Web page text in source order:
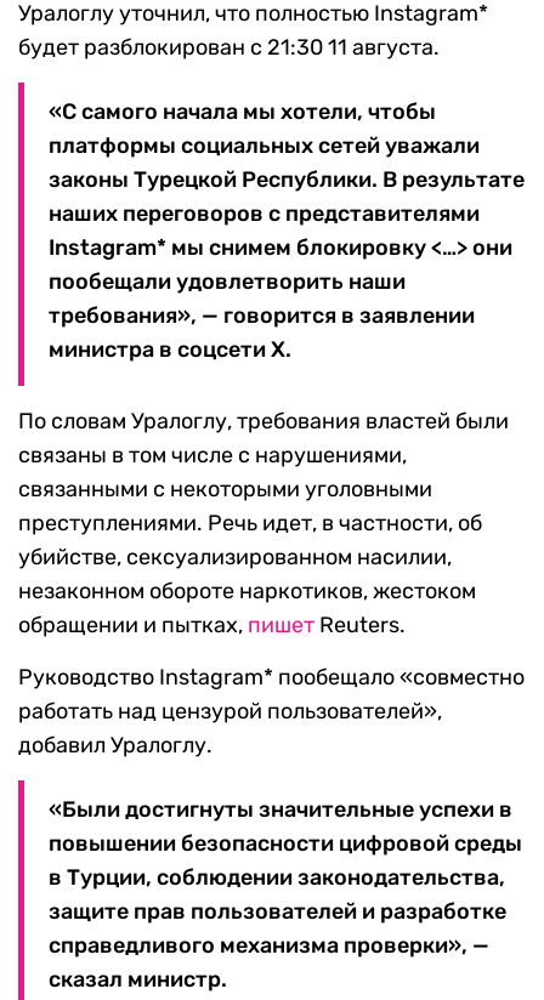
Уралоглу уточнил, что полностью Instagram*
будет разблокирован с 21:30 11 августа.
«С самого начала мы хотели, чтобы
платформы социальных сетей уважали
законы Турецкой Республики. В результате
наших переговоров с представителями
Instagram* мы снимем блокировку <…> они
пообещали удовлетворить наши
требования», — говорится в заявлении
министра в соцсети X.
По словам Уралоглу, требования властей были
связаны в том числе с нарушениями,
связанными с некоторыми уголовными
преступлениями. Речь идет, в частности, об
убийстве, сексуализированном насилии,
незаконном обороте наркотиков, жестоком
обращении и пытках, пишет Reuters.
Руководство Instagram* пообещало «совместно
работать над цензурой пользователей»,
добавил Уралоглу.
«Были достигнуты значительные успехи в
повышении безопасности цифровой среды
в Турции, соблюдении законодательства,
защите прав пользователей и разработке
справедливого механизма проверки», —
сказал министр.